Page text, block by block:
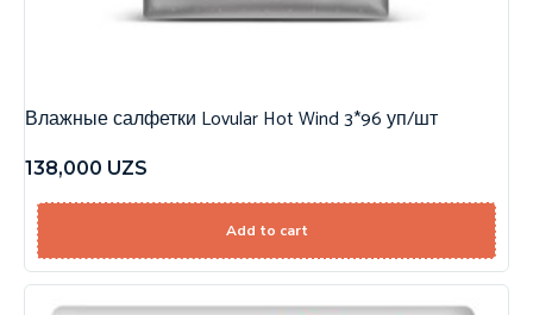
Влажные салфетки Lovular Hot Wind 3*96 уп/шт
138,000 UZS
Add to cart